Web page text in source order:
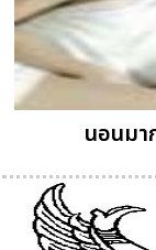
นอนมา